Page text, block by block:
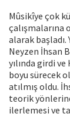
Mûsikîye çok
çalışmalarına
alarak başladı.
Neyzen İhsan
yılında girdi
boyu sürecek
atılmış oldu.
teorik
ilerlemesi ve